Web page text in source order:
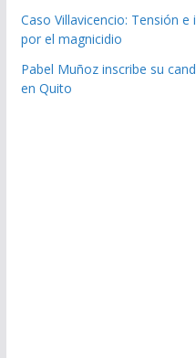
Caso Villavicencio: Tensión
por el magnicidio
Pabel Muñoz inscribe su
en Quito